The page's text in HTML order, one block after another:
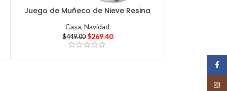
Juego de Muñeco de Nieve Resina
Casa,Navidad
$449.00 $269.40